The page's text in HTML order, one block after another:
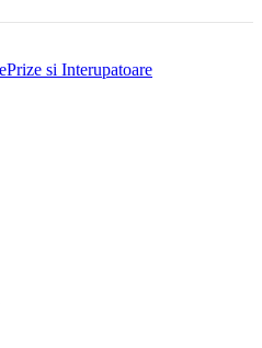
Prize si Interupatoare